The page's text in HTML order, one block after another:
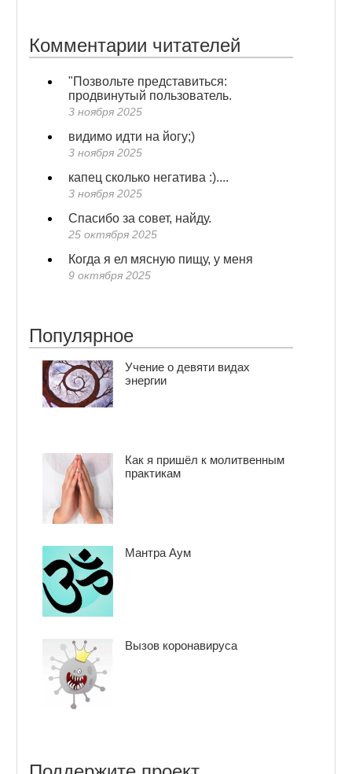
Комментарии читателей
"Позвольте представиться:
продвинутый пользователь.
3 ноября 2025
видимо идти на йогу;)
3 ноября 2025
капец сколько негатива :)....
3 ноября 2025
Спасибо за совет, найду.
25 октября 2025
Когда я ел мясную пищу, у меня
9 октября 2025
Популярное
Учение о девяти видах
энергии
Как я пришёл к молитвенным
практикам
Мантра Аум
Вызов коронавируса